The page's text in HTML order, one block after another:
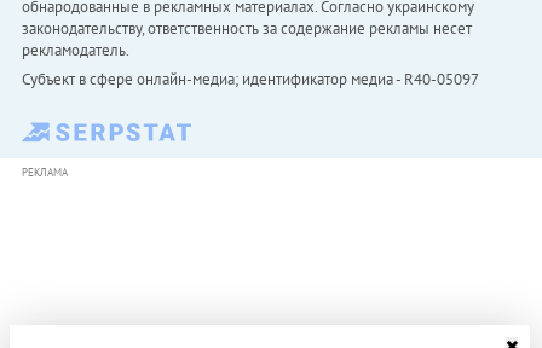
обнародованные в рекламных материалах. Согласно украинскому
законодательству, ответственность за содержание рекламы несет
рекламодатель.
Субъект в сфере онлайн-медиа; идентификатор медиа - R40-05097
РЕКЛАМА